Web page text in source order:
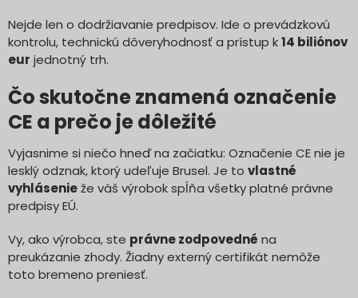
Nejde len o dodržiavanie predpisov. Ide o prevádzkovú
kontrolu, technickú dôveryhodnosť a prístup k14 biliónov
eur jednotný trh.
Čo skutočne znamená označenie
CE a prečo je dôležité
Vyjasnime si niečo hneď na začiatku: Označenie CE nie je
lesklý odznak, ktorý udeľuje Brusel. Je to vlastné
vyhlásenieže váš výrobok spĺňa všetky platné právne
predpisy EÚ.
Vy, ako výrobca, ste právne zodpovedné na
preukázanie zhody. Žiadny externý certifikát nemôže
toto bremeno preniesť.